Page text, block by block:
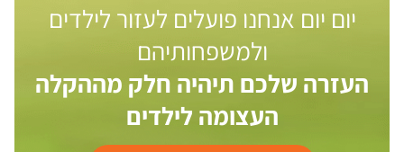
יום יום אנחנו פועלים לעזור לילדים
ולמשפחותיהם
העזרה שלכם תיהיה חלק מההקלה
העצומה לילדים